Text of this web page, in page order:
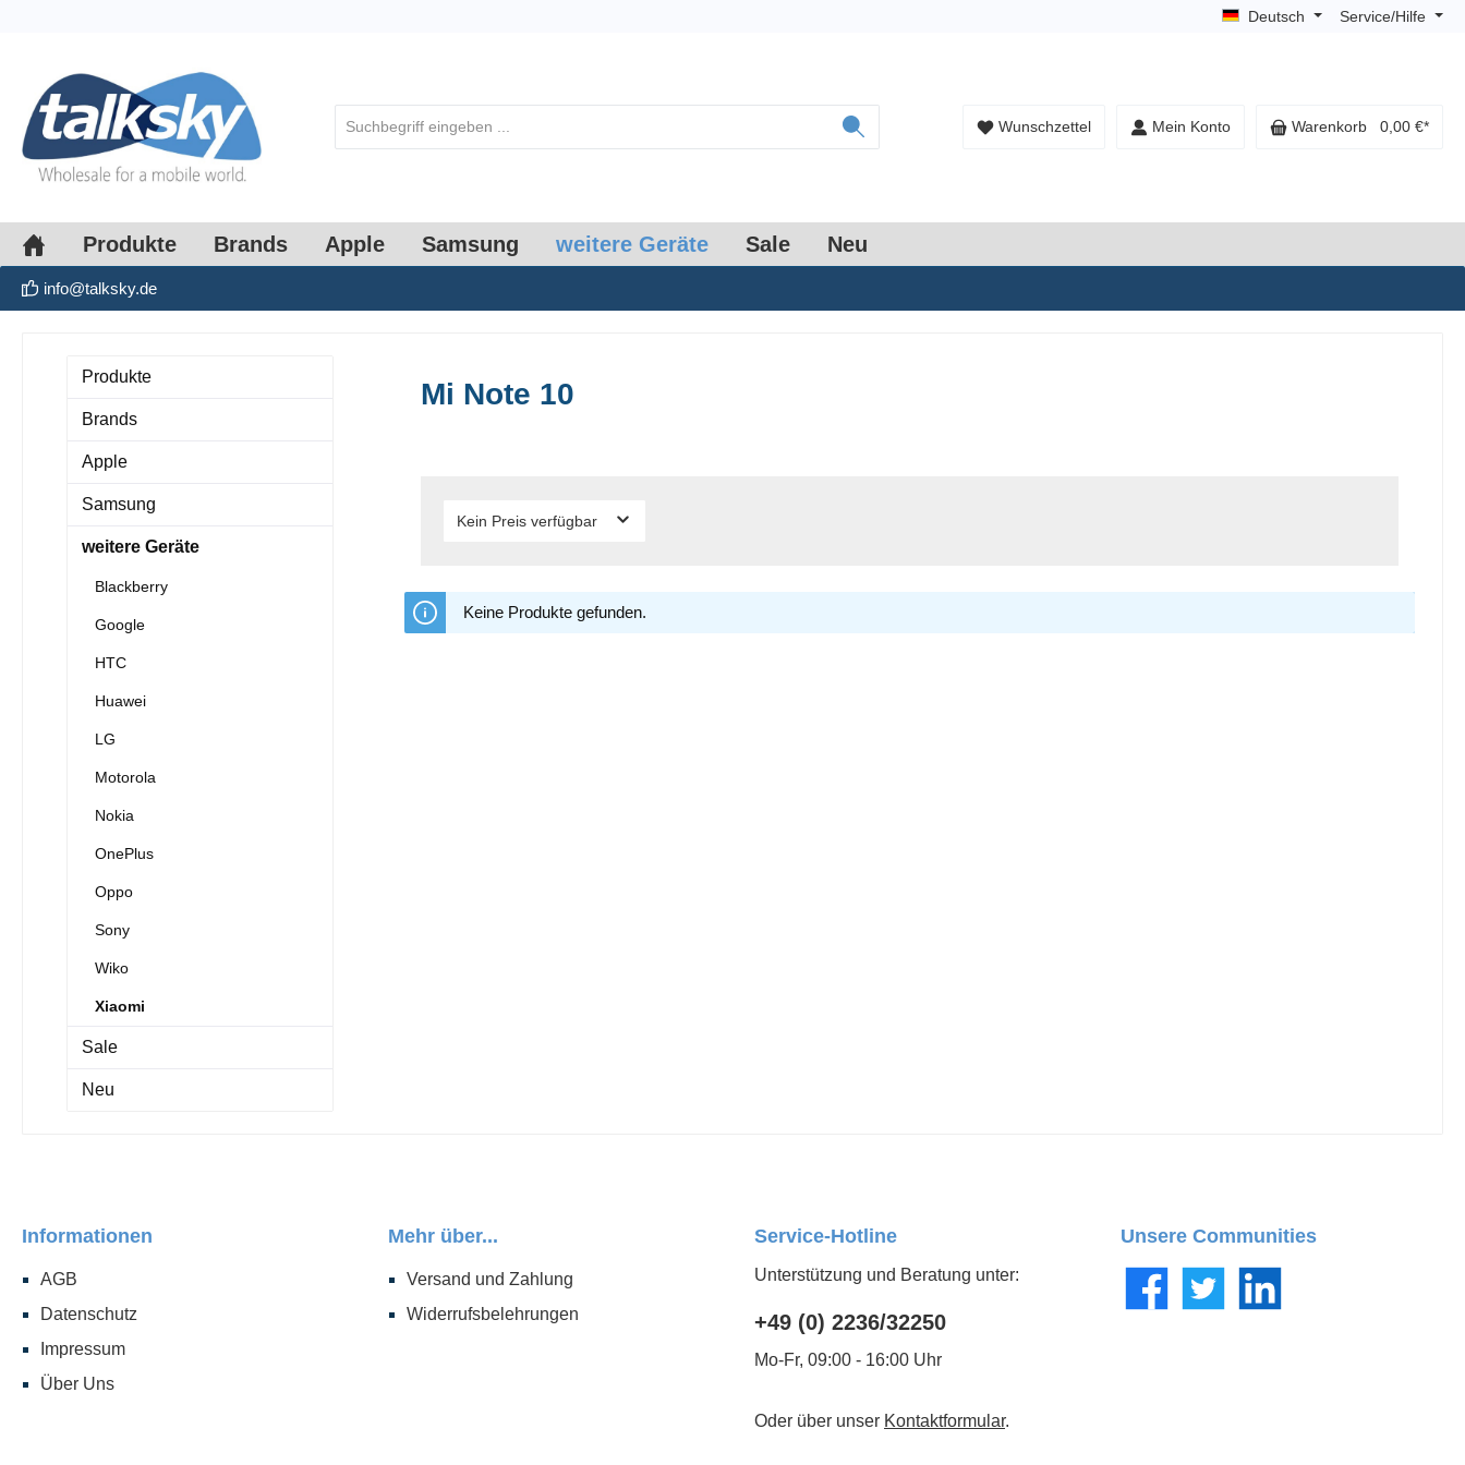
Deutsch Service/Hilfe
Wunschzettel Mein Konto Warenkorb 0,00 €*
Produkte Brands Apple Samsung weitere Geräte Sale Neu
info@talksky.de
Produkte
Brands
Apple
Samsung
weitere Geräte
Blackberry
Google
HTC
Huawei
LG
Motorola
Nokia
OnePlus
Oppo
Sony
Wiko
Xiaomi
Sale
Neu
Mi Note 10
Kein Preis verfügbar
Keine Produkte gefunden.
Informationen
AGB
Datenschutz
Impressum
Über Uns
Mehr über...
Versand und Zahlung
Widerrufsbelehrungen
Service-Hotline
Unterstützung und Beratung unter:
+49 (0) 2236/32250
Mo-Fr, 09:00 - 16:00 Uhr
Oder über unser Kontaktformular.
Unsere Communities
FacebookTwitter LinkedIn